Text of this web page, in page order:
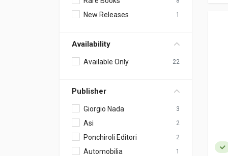
New Releases 1
Availability
Available Only 22
Publisher
Giorgio Nada 3
Asi 2
Ponchiroli Editori 2
Automobilia 1